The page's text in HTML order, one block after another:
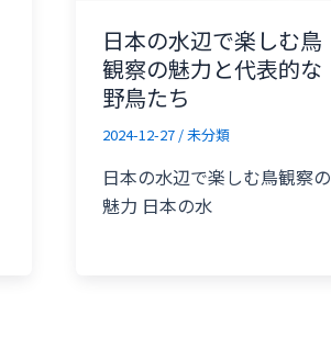
日本の水辺で楽しむ鳥
観察の魅力と代表的な
野鳥たち
2024-12-27 /未分類
日本の水辺で楽しむ鳥観察の
魅力 日本の水